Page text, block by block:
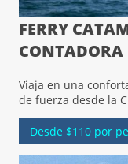
FERRY
CONTADORA
Viaja en una
de fuerza desde la
Desde $110 por